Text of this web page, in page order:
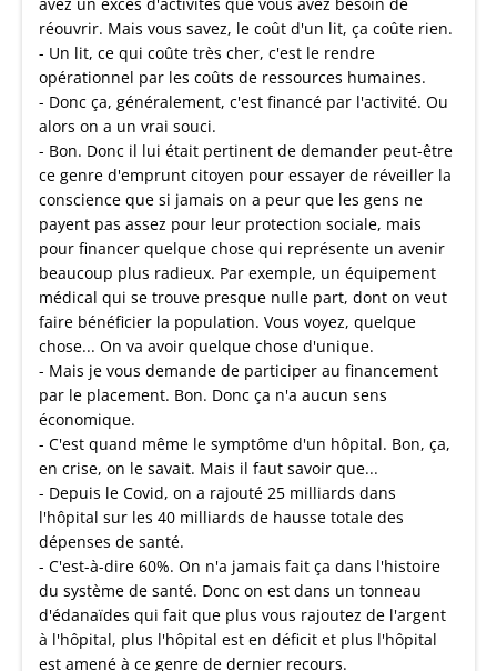
réouvrir. Mais vous savez, le coût d'un lit, ça coûte rien.
- Un lit, ce qui coûte très cher, c'est le rendre
opérationnel par les coûts de ressources humaines.
- Donc ça, généralement, c'est financé par l'activité. Ou
alors on a un vrai souci.
- Bon. Donc il lui était pertinent de demander peut-être
ce genre d'emprunt citoyen pour essayer de réveiller la
conscience que si jamais on a peur que les gens ne
payent pas assez pour leur protection sociale, mais
pour financer quelque chose qui représente un avenir
beaucoup plus radieux. Par exemple, un équipement
médical qui se trouve presque nulle part, dont on veut
faire bénéficier la population. Vous voyez, quelque
chose... On va avoir quelque chose d'unique.
- Mais je vous demande de participer au financement
par le placement. Bon. Donc ça n'a aucun sens
économique.
- C'est quand même le symptôme d'un hôpital. Bon, ça,
en crise, on le savait. Mais il faut savoir que...
- Depuis le Covid, on a rajouté 25 milliards dans
l'hôpital sur les 40 milliards de hausse totale des
dépenses de santé.
- C'est-à-dire 60%. On n'a jamais fait ça dans l'histoire
du système de santé. Donc on est dans un tonneau
d'édanaïdes qui fait que plus vous rajoutez de l'argent
à l'hôpital, plus l'hôpital est en déficit et plus l'hôpital
est amené à ce genre de dernier recours.